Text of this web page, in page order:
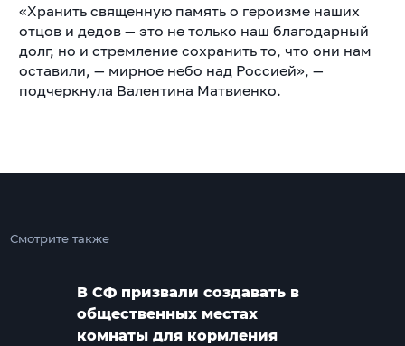
«Хранить священную память о героизме наших
отцов и дедов — это не только наш благодарный
долг, но и стремление сохранить то, что они нам
оставили, — мирное небо над Россией», —
подчеркнула Валентина Матвиенко.
Смотрите также
В СФ призвали создавать в
общественных местах
комнаты для кормления